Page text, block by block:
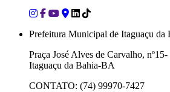
Prefeitura Municipal de Itaguaçu da
Praça José Alves de Carvalho,
Itaguaçu da Bahia-BA
CONTATO: (74) 99970-7427